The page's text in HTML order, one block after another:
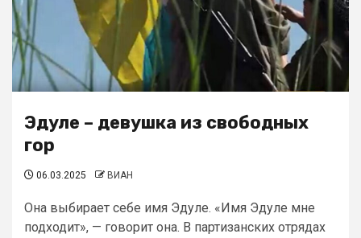
Эдуле – девушка из свободных
гор
06.03.2025 ВИАН
Она выбирает себе имя Эдуле. «Имя Эдуле мне
подходит», — говорит она. В партизанских отрядах